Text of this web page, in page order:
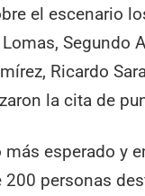
el escenario
Segundo
Ricardo
la cita de
esperado y
200 personas